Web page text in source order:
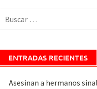
ENTRADAS RECIENTES
Asesinan a hermanos